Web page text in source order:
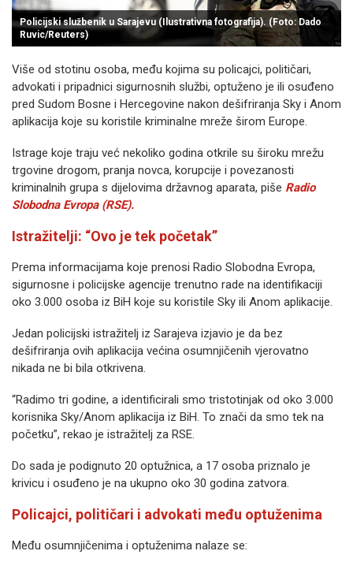
Policijski službenik u Sarajevu (Ilustrativna fotografija). (Foto: Dado
Ruvic/Reuters)
Više od stotinu osoba, među kojima su policajci, političari,
advokati i pripadnici sigurnosnih službi, optuženo je ili osuđeno
pred Sudom Bosne i Hercegovine nakon dešifriranja Sky i Anom
aplikacija koje su koristile kriminalne mreže širom Europe.
Istrage koje traju već nekoliko godina otkrile su široku mrežu
trgovine drogom, pranja novca, korupcije i povezanosti
kriminalnih grupa s dijelovima državnog aparata, piše Radio
Slobodna Evropa (RSE).
Istražitelji: “Ovo je tek početak”
Prema informacijama koje prenosi Radio Slobodna Evropa,
sigurnosne i policijske agencije trenutno rade na identifikaciji
oko 3.000 osoba iz BiH koje su koristile Sky ili Anom aplikacije.
Jedan policijski istražitelj iz Sarajeva izjavio je da bez
dešifriranja ovih aplikacija većina osumnjičenih vjerovatno
nikada ne bi bila otkrivena.
“Radimo tri godine, a identificirali smo tristotinjak od oko 3.000
korisnika Sky/Anom aplikacija iz BiH. To znači da smo tek na
početku”, rekao je istražitelj za RSE.
Do sada je podignuto 20 optužnica, a 17 osoba priznalo je
krivicu i osuđeno je na ukupno oko 30 godina zatvora.
Policajci, političari i advokati među optuženima
Među osumnjičenima i optuženima nalaze se: